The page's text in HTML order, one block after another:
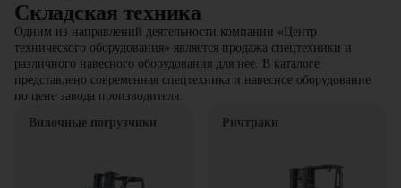
Складская техника
Одним из направлений деятельности компании «Центр
технического оборудования» является продажа спецтехники и
различного навесного оборудования для нее. В каталоге
представлено современная спецтехника и навесное оборудование
по цене завода производителя.
Вилочные погрузчики
Ричтраки